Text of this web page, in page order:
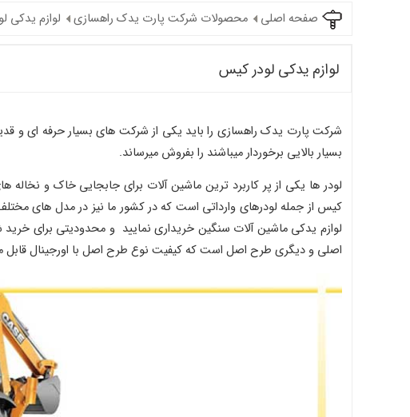
صفحه اصلی محصولات شرکت پارت یدک راهسازی لوازم یدکی
لوازم یدکی لودر کیس
شرکت پارت یدک راهسازی را باید یکی از شرکت های بسیار حرفه ای و
بسیار بالایی برخوردار میباشند را بفروش میرساند.
لودر ها یکی از پر کاربرد ترین ماشین آلات برای جابجایی خاک و
کیس از جمله لودرهای وارداتی است که در کشور ما نیز در مدل های
لوازم یدکی ماشین آلات سنگین خریداری نمایید و محدودیتی برای
اصلی و دیگری طرح اصل است که کیفیت نوع طرح اصل با اورجینال